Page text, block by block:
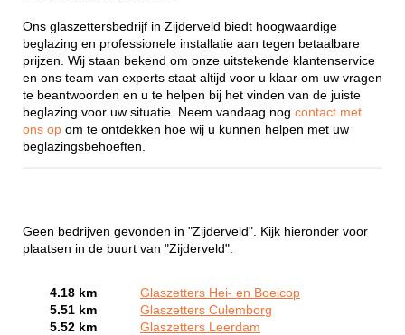
Ons glaszettersbedrijf in Zijderveld biedt hoogwaardige
beglazing en professionele installatie aan tegen betaalbare
prijzen. Wij staan bekend om onze uitstekende klantenservice
en ons team van experts staat altijd voor u klaar om uw vragen
te beantwoorden en u te helpen bij het vinden van de juiste
beglazing voor uw situatie. Neem vandaag nog contact met
ons op om te ontdekken hoe wij u kunnen helpen met uw
beglazingsbehoeften.
Geen bedrijven gevonden in "Zijderveld". Kijk hieronder voor
plaatsen in de buurt van "Zijderveld".
4.18 km
Glaszetters Hei- en Boeicop
5.51 km
Glaszetters Culemborg
5.52 km
Glaszetters Leerdam